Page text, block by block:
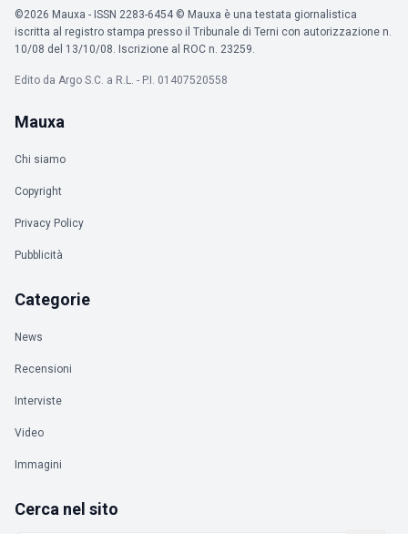
©2026 Mauxa - ISSN 2283-6454 © Mauxa è una testata giornalistica
iscritta al registro stampa presso il Tribunale di Terni con autorizzazione n.
10/08 del 13/10/08. Iscrizione al ROC n. 23259.
Edito da Argo S.C. a R.L. - P.I. 01407520558
Mauxa
Chi siamo
Copyright
Privacy Policy
Pubblicità
Categorie
News
Recensioni
Interviste
Video
Immagini
Cerca nel sito